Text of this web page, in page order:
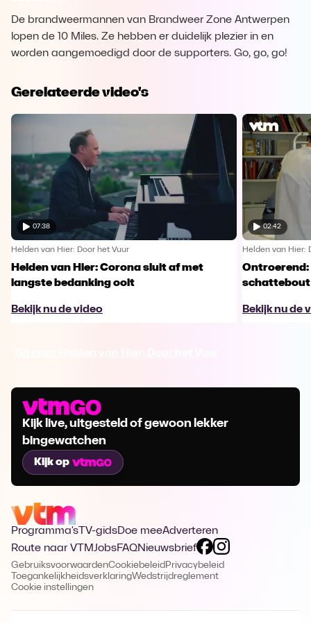
De brandweermannen van Brandweer Zone Antwerpen
lopen de 10 Miles. Ze hebben er duidelijk plezier in en
worden aangemoedigd door de supporters. Go, go, go!
Gerelateerde video's
07:38
Helden van Hier: Door het Vuur
Helden van Hier: Corona sluit af met
langste bedanking ooit
Bekijk nu de video
02:42
Helden van Hier:
Ontroerend:
Bekijk nu de
Kijk live, uitgesteld of gewoon lekker
bingewatchen
Kijk op
Programma's TV-gidsDoe meeAdverteren
Route naar VTMJobsFAQNieuwsbrief
GebruiksvoorwaardenCookiebeleid Privacybeleid
ToegankelijkheidsverklaringWedstrijdreglement
Cookie instellingen